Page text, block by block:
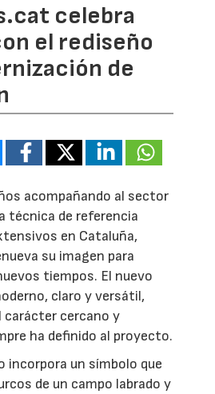
celebra
el rediseño
de
acompañando al sector
técnica de referencia
en Cataluña,
su imagen para
tiempos. El nuevo
claro y versátil,
carácter cercano y
ha definido al proyecto.
incorpora un símbolo que
de un campo labrado y